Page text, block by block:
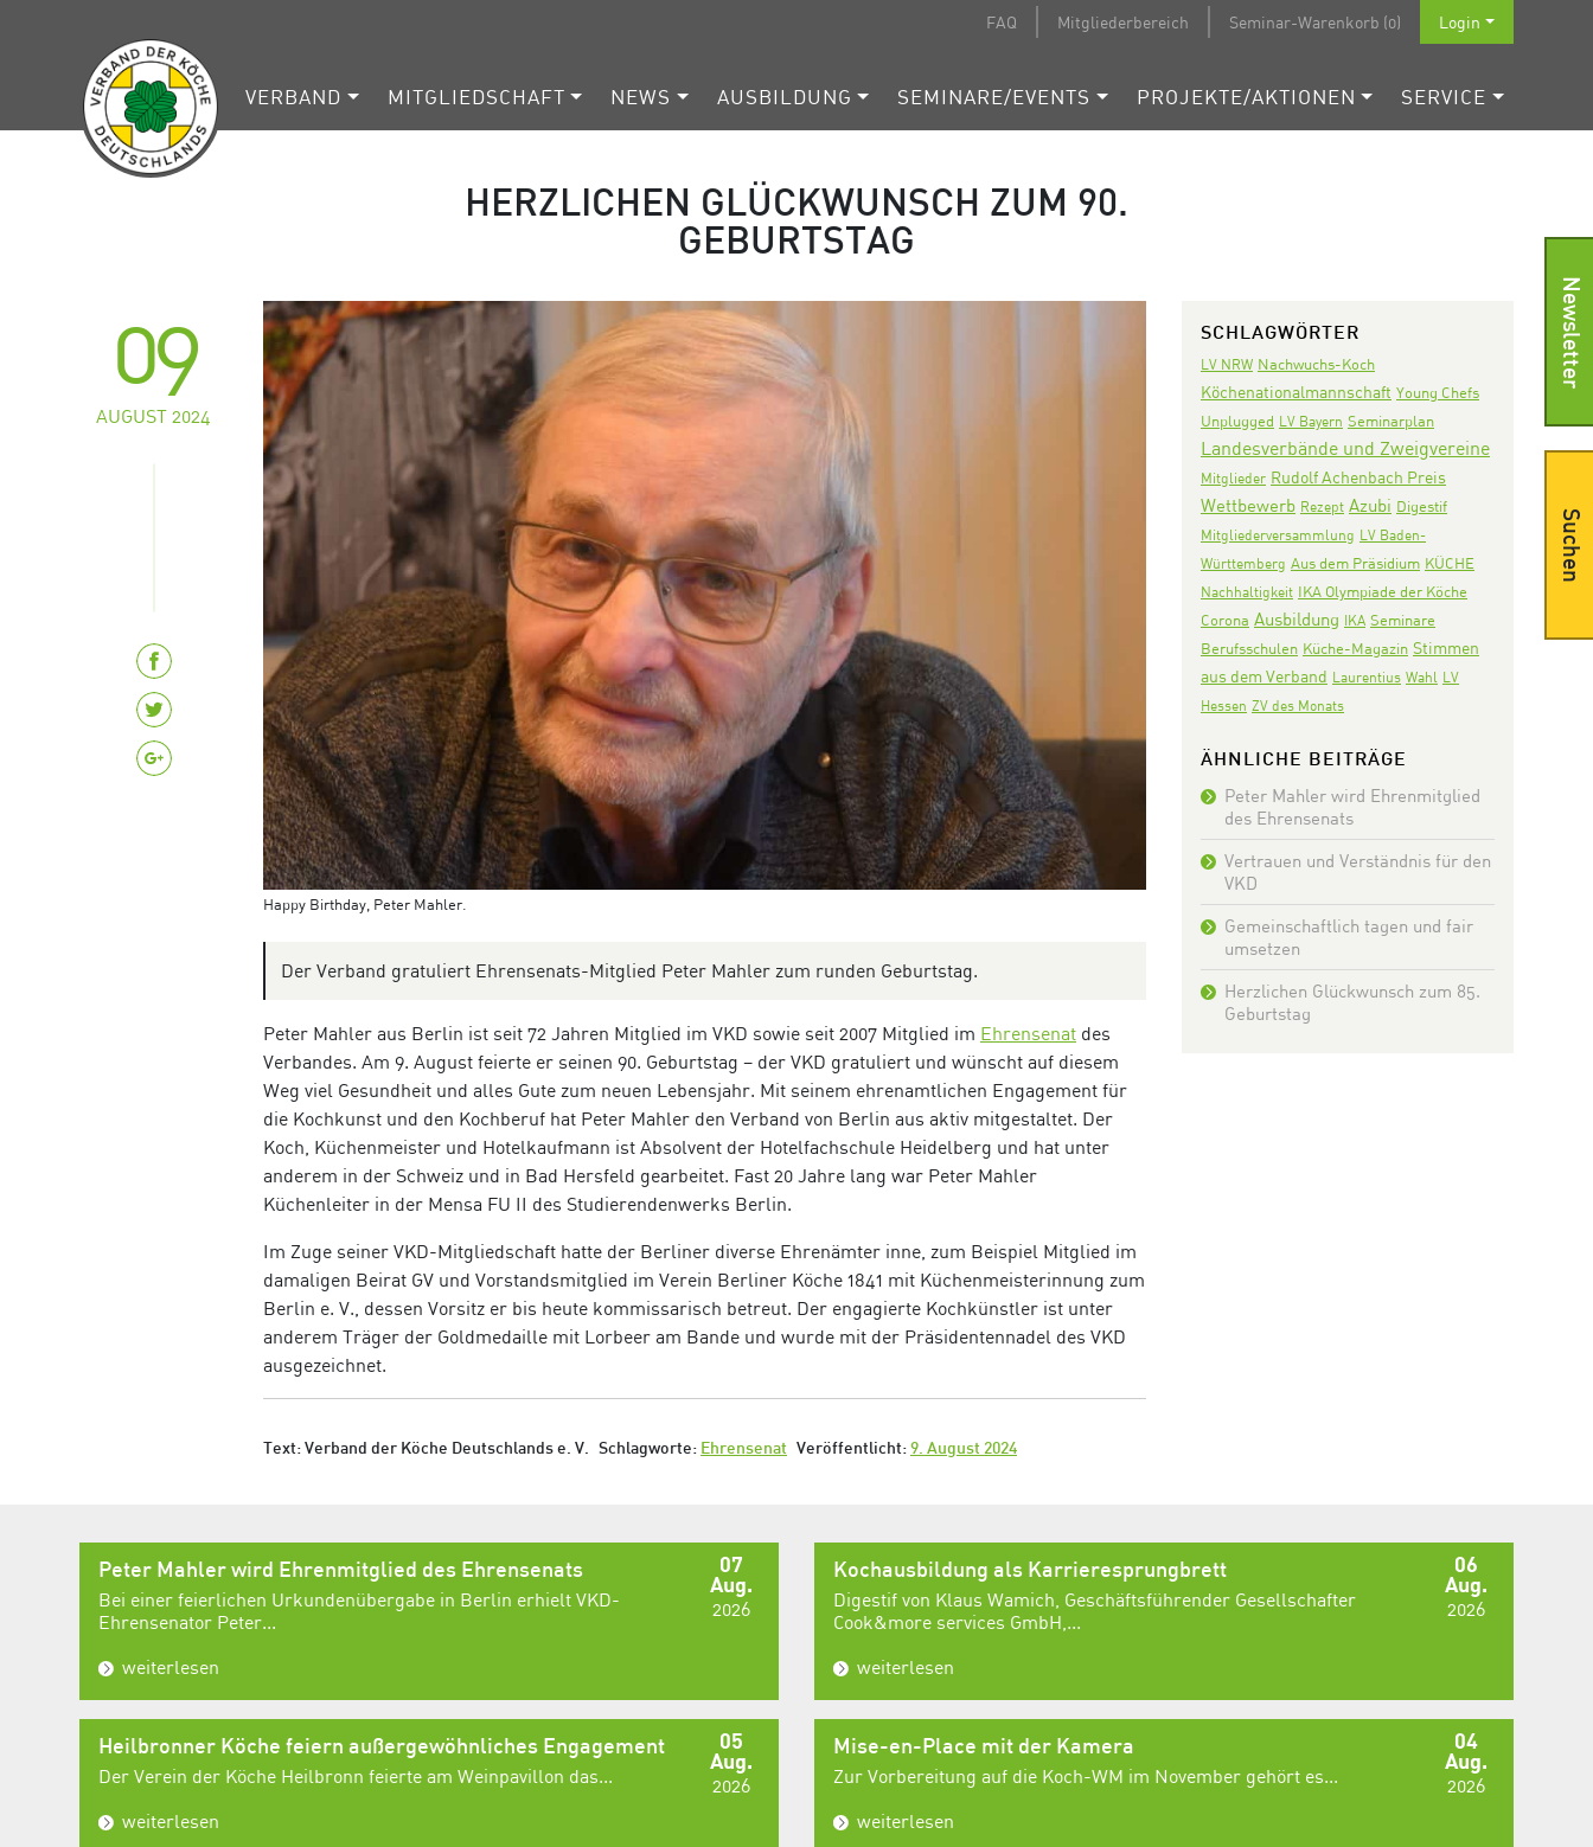
FAQ Mitgliederbereich Seminar-Warenkorb (0) Login
VERBAND MITGLIEDSCHAFT NEWS AUSBILDUNG SEMINARE/EVENTS PROJEKTE/AKTIONEN SERVICE
HERZLICHEN GLÜCKWUNSCH ZUM 90.
GEBURTSTAG
09
AUGUST 2024
Happy Birthday, Peter Mahler.
Der Verband gratuliert Ehrensenats-Mitglied Peter Mahler zum runden Geburtstag.
Peter Mahler aus Berlin ist seit 72 Jahren Mitglied im VKD sowie seit 2007 Mitglied im Ehrensenat des
Verbandes. Am 9. August feierte er seinen 90. Geburtstag – der VKD gratuliert und wünscht auf diesem
Weg viel Gesundheit und alles Gute zum neuen Lebensjahr. Mit seinem ehrenamtlichen Engagement für
die Kochkunst und den Kochberuf hat Peter Mahler den Verband von Berlin aus aktiv mitgestaltet. Der
Koch, Küchenmeister und Hotelkaufmann ist Absolvent der Hotelfachschule Heidelberg und hat unter
anderem in der Schweiz und in Bad Hersfeld gearbeitet. Fast 20 Jahre lang war Peter Mahler
Küchenleiter in der Mensa FU II des Studierendenwerks Berlin.
Im Zuge seiner VKD-Mitgliedschaft hatte der Berliner diverse Ehrenämter inne, zum Beispiel Mitglied im
damaligen Beirat GV und Vorstandsmitglied im Verein Berliner Köche 1841 mit Küchenmeisterinnung zum
Berlin e. V., dessen Vorsitz er bis heute kommissarisch betreut. Der engagierte Kochkünstler ist unter
anderem Träger der Goldmedaille mit Lorbeer am Bande und wurde mit der Präsidentennadel des VKD
ausgezeichnet.
Text: Verband der Köche Deutschlands e. V. Schlagworte: Ehrensenat Veröffentlicht: 9. August 2024
SCHLAGWÖRTER
LV NRW Nachwuchs-Koch
Köchenationalmannschaft Young Chefs
Unplugged LV Bayern Seminarplan
Landesverbände und Zweigvereine
Mitglieder Rudolf Achenbach Preis
Wettbewerb Rezept Azubi Digestif
Mitgliederversammlung LV Baden-
Württemberg Aus dem Präsidium KÜCHE
Nachhaltigkeit IKA Olympiade der Köche
Corona Ausbildung IKA Seminare
Berufsschulen Küche-Magazin Stimmen
aus dem Verband Laurentius Wahl LV
Hessen ZV des Monats
ÄHNLICHE BEITRÄGE
Peter Mahler wird Ehrenmitglied
des Ehrensenats
Vertrauen und Verständnis für den
VKD
Gemeinschaftlich tagen und fair
umsetzen
Herzlichen Glückwunsch zum 85.
Geburtstag
07
Aug.
2026
Peter Mahler wird Ehrenmitglied des Ehrensenats
Bei einer feierlichen Urkundenübergabe in Berlin erhielt VKD-
Ehrensenator Peter...
weiterlesen
06
Aug.
2026
Kochausbildung als Karrieresprungbrett
Digestif von Klaus Wamich, Geschäftsführender Gesellschafter
Cook&more services GmbH,...
weiterlesen
05
Aug.
2026
Heilbronner Köche feiern außergewöhnliches Engagement
Der Verein der Köche Heilbronn feierte am Weinpavillon das...
weiterlesen
04
Aug.
2026
Mise-en-Place mit der Kamera
Zur Vorbereitung auf die Koch-WM im November gehört es...
weiterlesen
Newsletter
Suchen